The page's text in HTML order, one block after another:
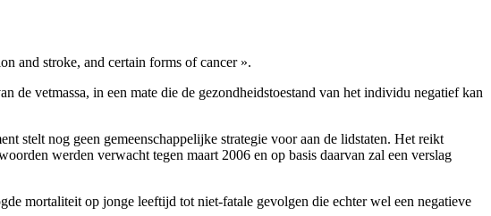
and stroke, and certain forms of cancer ».
de vetmassa, in een mate die de gezondheidstoestand van het individu negatief kan
stelt nog geen gemeenschappelijke strategie voor aan de lidstaten. Het reikt
werden verwacht tegen maart 2006 en op basis daarvan zal een verslag
mortaliteit op jonge leeftijd tot niet-fatale gevolgen die echter wel een negatieve